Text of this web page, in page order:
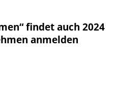
findet auch 2024
anmelden